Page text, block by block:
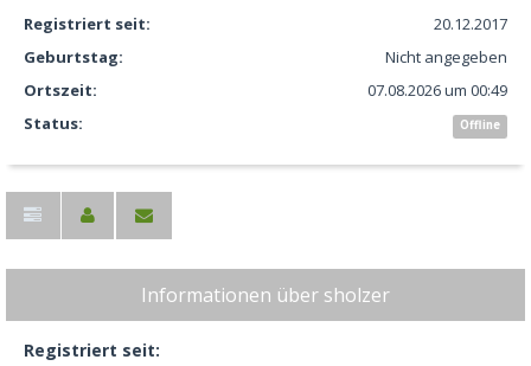
Registriert seit:
20.12.2017
Geburtstag:
Nicht angegeben
Ortszeit:
07.08.2026 um 00:49
Status:
Offline
Informationen über sholzer
Registriert seit: